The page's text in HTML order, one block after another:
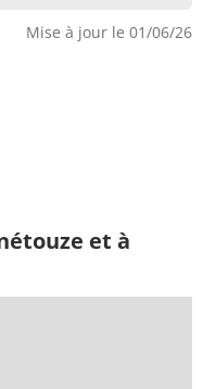
Mise à jour le 01/06/26
et à